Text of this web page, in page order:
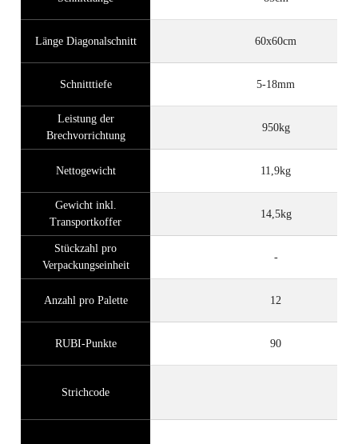
Länge Diagonalschnitt 60x60cm
Schnitttiefe 5-18mm
Leistung der
Brechvorrichtung
950kg
Nettogewicht 11,9kg
Gewicht inkl.
Transportkoffer
14,5kg
Stückzahl pro
Verpackungseinheit
-
Anzahl pro Palette 12
RUBI-Punkte 90
Strichcode